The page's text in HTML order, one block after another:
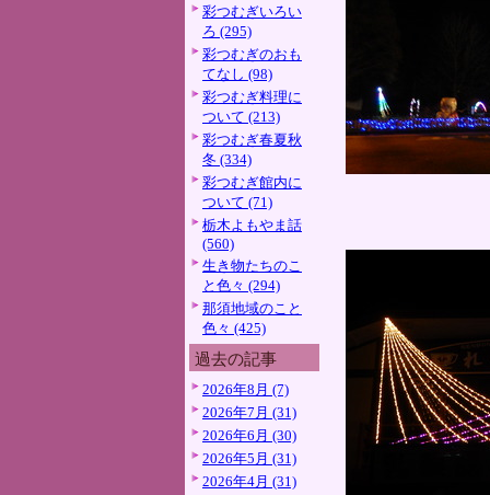
彩つむぎいろい
ろ (295)
彩つむぎのおも
てなし (98)
彩つむぎ料理に
ついて (213)
彩つむぎ春夏秋
冬 (334)
彩つむぎ館内に
ついて (71)
栃木よもやま話
(560)
生き物たちのこ
と色々 (294)
那須地域のこと
色々 (425)
過去の記事
2026年8月 (7)
2026年7月 (31)
2026年6月 (30)
2026年5月 (31)
2026年4月 (31)